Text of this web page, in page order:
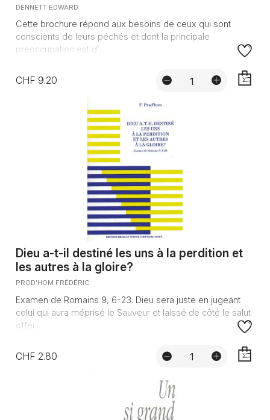
DENNETT EDWARD
Cette brochure répond aux besoins de ceux qui sont
conscients de leurs péchés et dont la principale
préoccupation est d’...
CHF 9.20
Dieu a-t-il destiné les uns à la perdition et
les autres à la gloire?
PROD'HOM FRÉDÉRIC
Examen de Romains 9, 6-23. Dieu sera juste en jugeant
celui qui aura méprisé le Sauveur et laissé de côté le salut
offer...
CHF 2.80